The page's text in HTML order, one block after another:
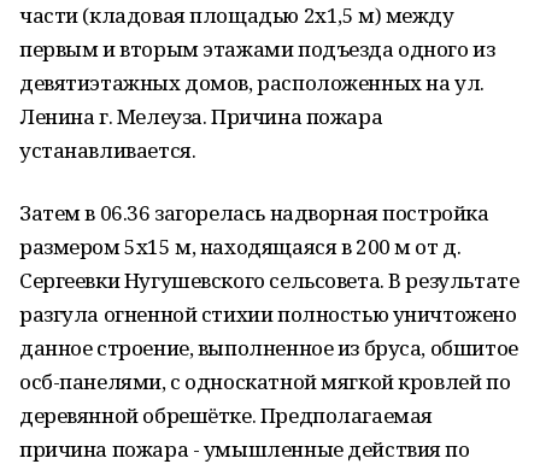
части (кладовая площадью 2х1,5 м) между
первым и вторым этажами подъезда одного из
девятиэтажных домов, расположенных на ул.
Ленина г. Мелеуза. Причина пожара
устанавливается.
Затем в 06.36 загорелась надворная постройка
размером 5x15 м, находящаяся в 200 м от д.
Сергеевки Нугушевского сельсовета. В результате
разгула огненной стихии полностью уничтожено
данное строение, выполненное из бруса, обшитое
осб-панелями, с односкатной мягкой кровлей по
деревянной обрешётке. Предполагаемая
причина пожара - умышленные действия по